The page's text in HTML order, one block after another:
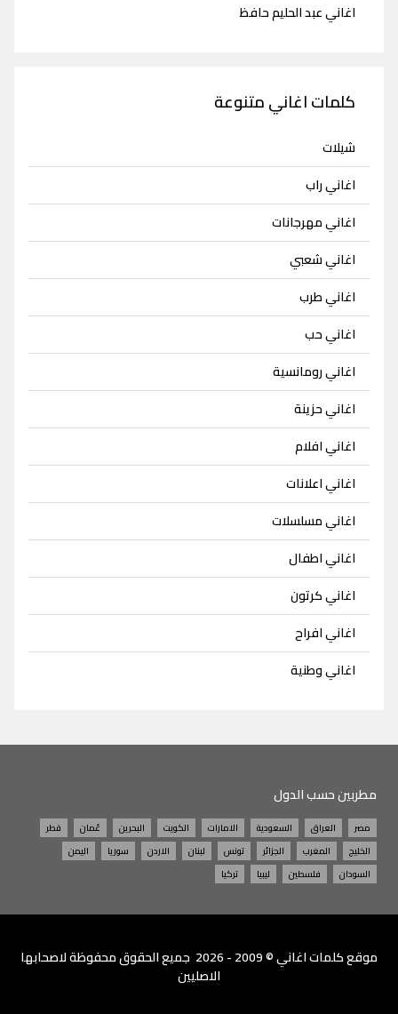
اغاني عبد الحليم حافظ
كلمات اغاني متنوعة
شيلات
اغاني راب
اغاني مهرجانات
اغاني شعبي
اغاني طرب
اغاني حب
اغاني رومانسية
اغاني حزينة
اغاني افلام
اغاني اعلانات
اغاني مسلسلات
اغاني اطفال
اغاني كرتون
اغاني افراح
اغاني وطنية
مطربين حسب الدول
مصر العراق السعودية الامارات الكويت البحرين عُمان
قطر
الخليج
المغرب الجزائر تونس لبنان الاردن سوريا
اليمن
السودان
فلسطين ليبيا تركيا
موقعكلمات اغاني
© 2009 - 2026 جميع الحقوق محفوظة لاصحابها
الاصليين